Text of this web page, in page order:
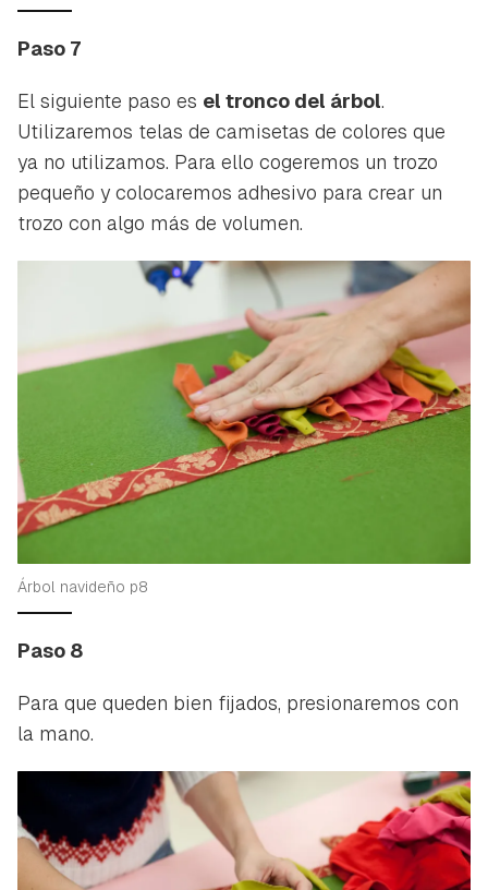
Paso 7
El siguiente paso es el tronco del árbol.
Utilizaremos telas de camisetas de colores que
ya no utilizamos. Para ello cogeremos un trozo
pequeño y colocaremos adhesivo para crear un
trozo con algo más de volumen.
Árbol navideño p8
Paso 8
Para que queden bien fijados, presionaremos con
la mano.